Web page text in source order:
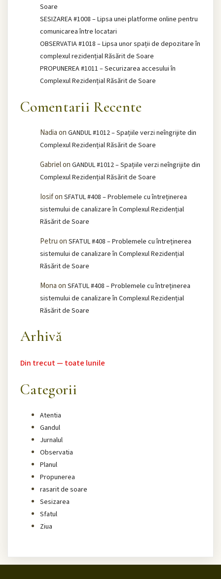
Soare
SESIZAREA #1008 – Lipsa unei platforme online pentru
comunicarea între locatari
OBSERVATIA #1018 – Lipsa unor spații de depozitare în
complexul rezidențial Răsărit de Soare
PROPUNEREA #1011 – Securizarea accesului în
Complexul Rezidențial Răsărit de Soare
Comentarii Recente
Nadiaon GANDUL #1012 – Spațiile verzi neîngrijite din
Complexul Rezidențial Răsărit de Soare
Gabrielon GANDUL #1012 – Spațiile verzi neîngrijite din
Complexul Rezidențial Răsărit de Soare
Iosifon SFATUL #408 – Problemele cu întreținerea
sistemului de canalizare în Complexul Rezidențial
Răsărit de Soare
Petruon SFATUL #408 – Problemele cu întreținerea
sistemului de canalizare în Complexul Rezidențial
Răsărit de Soare
Monaon SFATUL #408 – Problemele cu întreținerea
sistemului de canalizare în Complexul Rezidențial
Răsărit de Soare
Arhivă
Din trecut — toate lunile
Categorii
Atentia
Gandul
Jurnalul
Observatia
Planul
Propunerea
rasarit de soare
Sesizarea
Sfatul
Ziua